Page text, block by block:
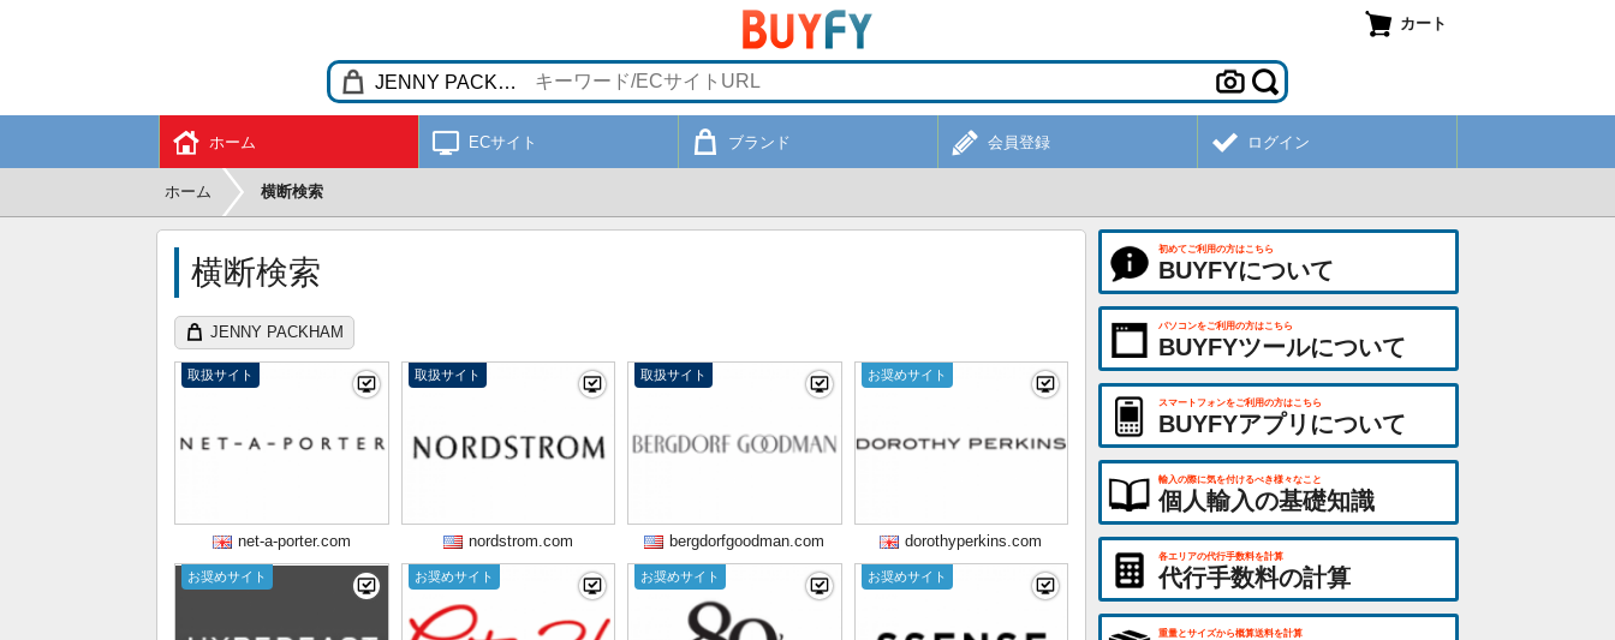
カート
ホーム ECサイト ブランド 会員登録 ログイン
ホーム 横断検索
横断検索
JENNY PACKHAM
取扱サイト
net-a-porter.com
取扱サイト
nordstrom.com
取扱サイト
bergdorfgoodman.com
お奨めサイト
dorothyperkins.com
お奨めサイト お奨めサイト お奨めサイト お奨めサイト
初めてご利用の方はこちら
BUYFYについて
パソコンをご利用の方はこちら
BUYFYツールについて
スマートフォンをご利用の方はこちら
BUYFYアプリについて
輸入の際に気を付けるべき様々なこと
個人輸入の基礎知識
各エリアの代行手数料を計算
代行手数料の計算
重量とサイズから概算送料を計算